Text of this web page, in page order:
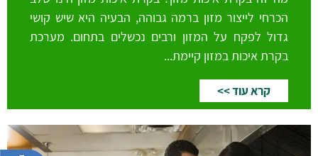
הכרחי לייצור מזון ברמה גבוהה, הבעיה היא שיש קושי
גדול לפקח על המזון ורבים נכשלים בתחום. מערכת
בקרת איכות במזון קיימת...
קרא עוד >>